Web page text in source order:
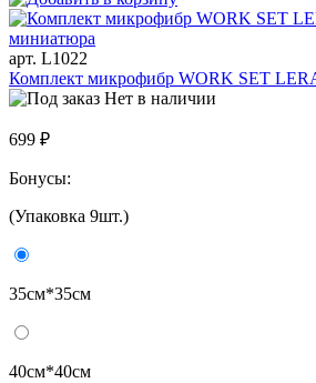
арт. L1022
Комплект микрофибр WORK SET
Нет в наличии
699 ₽
Бонусы:
(Упаковка 9шт.)
35см*35см
40см*40см